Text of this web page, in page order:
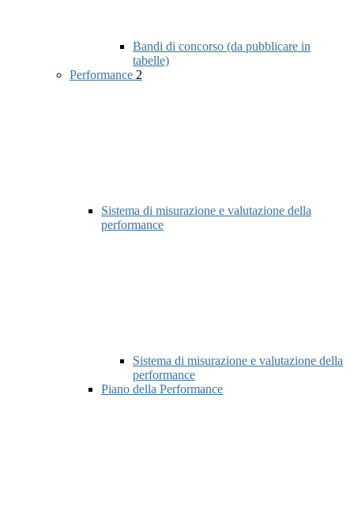
Bandi di concorso (da pubblicare in
tabelle)
Performance 2
Sistema di misurazione e valutazione della
performance
Sistema di misurazione e valutazione della
performance
Piano della Performance